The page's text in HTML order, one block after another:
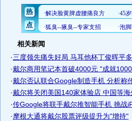
相关新闻
·三度领先痛失好局 马耳他杯丁俊晖平
·戴尔商用笔记本首破4000元 "成就
·戴尔否认联合Google制造手机 分析称
·戴尔将关闭美国140家体验店 中国等海
·传Google将联手戴尔推智能手机 挑战
·摩根大通将戴尔股票评级提升为"增持"